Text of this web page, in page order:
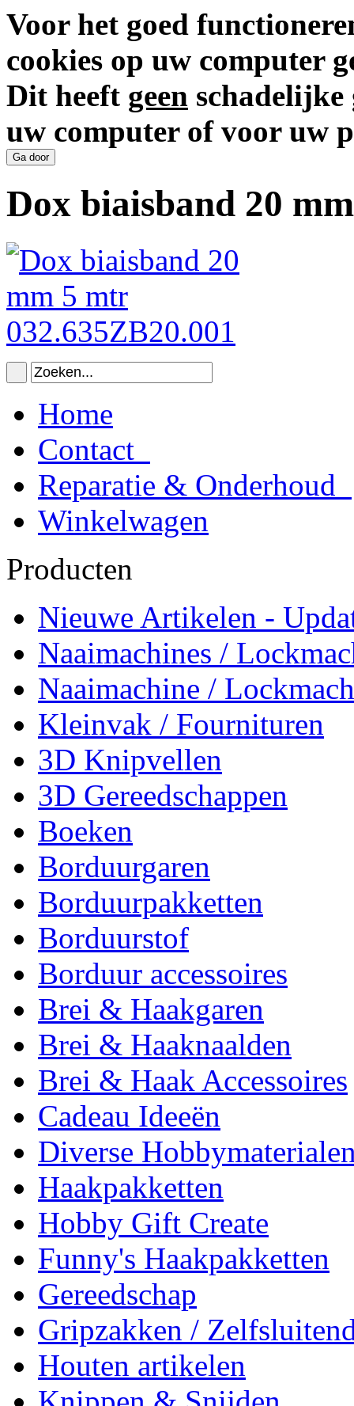
Voor het goed
cookies op uw computer
Dit heeft geen schadelijke
uw computer of voor uw
Dox biaisband 20
Home
Contact
Reparatie & Onderhoud
Winkelwagen
Producten
Nieuwe Artikelen -
Naaimachines /
Naaimachine /
Kleinvak / Fournituren
3D Knipvellen
3D Gereedschappen
Boeken
Borduurgaren
Borduurpakketten
Borduurstof
Borduur accessoires
Brei & Haakgaren
Brei & Haaknaalden
Brei & Haak Accessoires
Cadeau Ideeën
Diverse
Haakpakketten
Hobby Gift Create
Funny's Haakpakketten
Gereedschap
Gripzakken /
Houten artikelen